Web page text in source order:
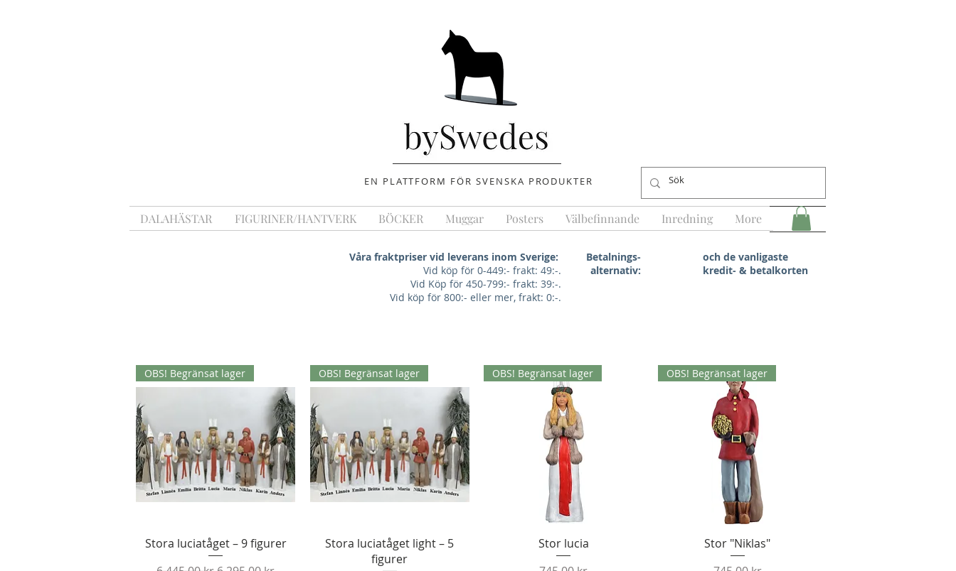
EN PLATTFORM FÖR SVENSKA PRODUKTER
DALAHÄSTAR FIGURINER/HANTVERK BÖCKER Muggar Posters Välbefinnande Inredning More
Våra fraktpriser vid leverans inom Sverige:
Vid köp för 0-449:- frakt: 49:-.
Vid Köp för 450-799:- frakt: 39:-.
Vid köp för 800:- eller mer, frakt: 0:-.
Betalnings-
alternativ:
och de vanligaste
kredit- & betalkorten
Snabbvisning
OBS! Begränsat lager
Stora luciatåget – 9 figurer
Snabbvisning
OBS! Begränsat lager
Stora luciatåget light – 5
figurer
Snabbvisning
OBS! Begränsat lager
Stor lucia
Snabbvisning
OBS! Begränsat lager
Stor "Niklas"